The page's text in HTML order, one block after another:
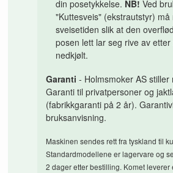
din posetykkelse. NB! Ved
"Kuttesveis" (ekstrautstyr) må
sveisetiden slik at den
posen lett lar seg rive av
nedkjølt.
Garanti - Holmsmoker AS stiller
Garanti til privatpersoner og
(fabrikkgaranti på 2 år).
bruksanvisning.
Maskinen sendes rett fra tyskland til
Standardmodellene er lagervare og
2 dager etter bestilling. Komet leverer